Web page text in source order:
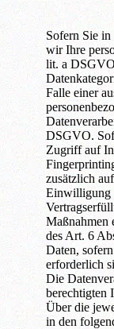
Sofern Sie
wir Ihre
lit. a
Falle einer
DSGVO.
Zugriff auf
zusätzlich
Einwilligung
Maßnahmen
des Art. 6
Daten,
erforderlich
Die
berechtigten
Über die
in den